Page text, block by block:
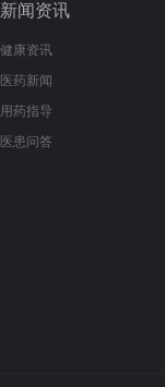
新闻资讯
健康资讯
医药新闻
用药指导
医患问答